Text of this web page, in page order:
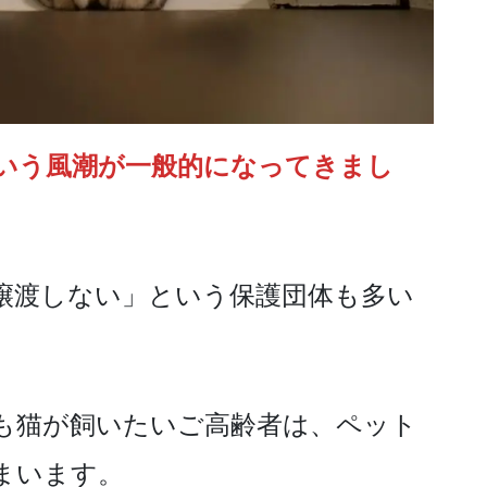
う風潮が一般的になってきまし
渡しない」という保護団体も多い
が飼いたいご高齢者は、ペット
ます。